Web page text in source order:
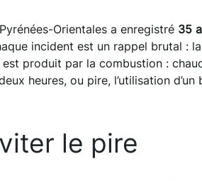
Orientales a enregistré 35
incident est un rappel brutal :
est produit par la combustion :
heures, ou pire, l’utilisation d’un
le pire